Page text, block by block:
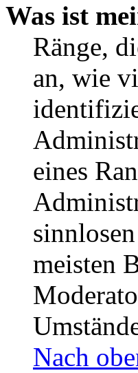
Was ist
Ränge,
an, wie
eines
meisten
Nach